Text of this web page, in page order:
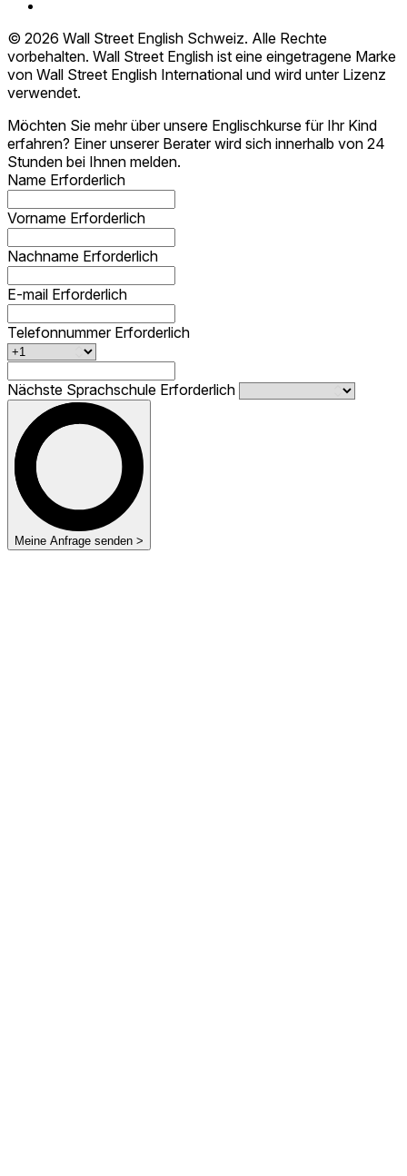
© 2026 Wall Street English Schweiz. Alle Rechte
vorbehalten. Wall Street English ist eine eingetragene Marke
von Wall Street English International und wird unter Lizenz
verwendet.
Möchten Sie mehr über unsere Englischkurse für Ihr Kind
erfahren? Einer unserer Berater wird sich innerhalb von 24
Stunden bei Ihnen melden.
Name Erforderlich
Vorname Erforderlich
Nachname Erforderlich
E-mail Erforderlich
Telefonnummer Erforderlich
Nächste Sprachschule Erforderlich
Meine Anfrage senden >